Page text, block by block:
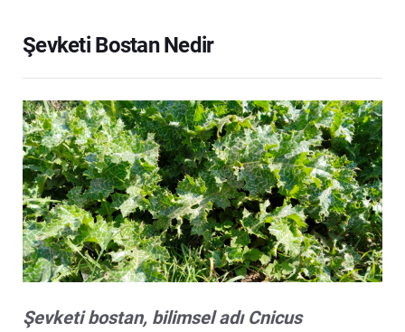
Şevketi Bostan Nedir
Şevketi bostan, bilimsel adı Cnicus